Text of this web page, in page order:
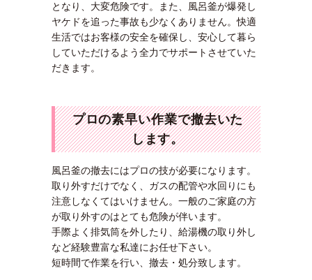
となり、大変危険です。また、風呂釜が爆発し
ヤケドを追った事故も少なくありません。快適
生活ではお客様の安全を確保し、安心して暮ら
していただけるよう全力でサポートさせていた
だきます。
プロの素早い作業で撤去いた
します。
風呂釜の撤去にはプロの技が必要になります。
取り外すだけでなく、ガスの配管や水回りにも
注意しなくてはいけません。一般のご家庭の方
が取り外すのはとても危険が伴います。
手際よく排気筒を外したり、給湯機の取り外し
など経験豊富な私達にお任せ下さい。
短時間で作業を行い、撤去・処分致します。